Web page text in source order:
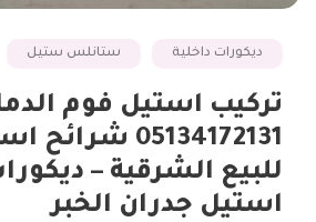
ديكورات داخلية ستانلس ستيل
تركيب استيل فوم
05134172131
للبيع الشرقية –
استيل جدران الخبر